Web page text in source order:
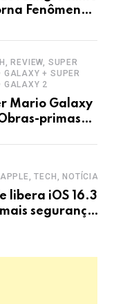
Fenômeno
REVIEW, SUPER
GALAXY + SUPER
GALAXY 2
Mario Galaxy
primas
TECH, NOTÍCIAS
libera iOS 16.3
segurança